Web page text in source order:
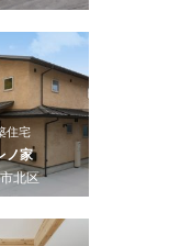
住宅
ノ家
北区